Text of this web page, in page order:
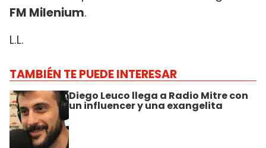
FM Milenium.
L.L.
TAMBIÉN TE PUEDE INTERESAR
Diego Leuco llega a Radio Mitre con
un influencer y una exangelita